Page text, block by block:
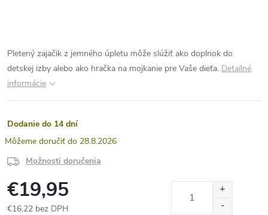
Pletený zajačik z jemného úpletu môže slúžiť ako doplnok do
detskej izby alebo ako hračka na mojkanie pre Vaše dieťa. Detailné
informácie
Dodanie do 14 dní
28.8.2026
Možnosti doručenia
€19,95
€16,22 bez DPH